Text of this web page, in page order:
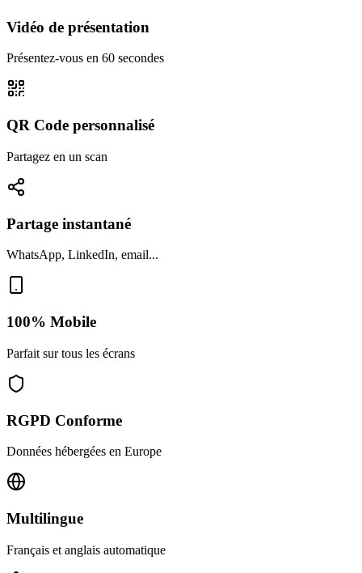
Vidéo de présentation
Présentez-vous en 60 secondes
QR Code personnalisé
Partagez en un scan
Partage instantané
WhatsApp, LinkedIn, email...
100% Mobile
Parfait sur tous les écrans
RGPD Conforme
Données hébergées en Europe
Multilingue
Français et anglais automatique